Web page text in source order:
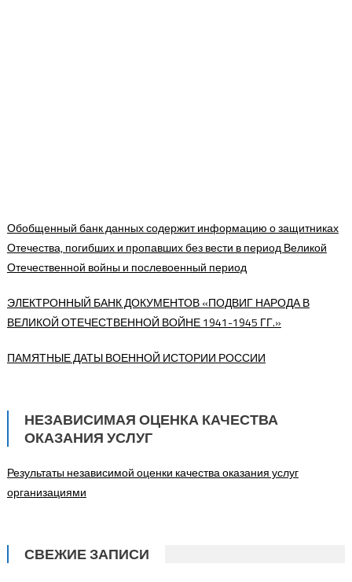
Обобщенный банк данных содержит информацию о защитниках
Отечества, погибших и пропавших без вести в период Великой
Отечественной войны и послевоенный период
ЭЛЕКТРОННЫЙ БАНК ДОКУМЕНТОВ «ПОДВИГ НАРОДА В
ВЕЛИКОЙ ОТЕЧЕСТВЕННОЙ ВОЙНЕ 1941-1945 ГГ.»
ПАМЯТНЫЕ ДАТЫ ВОЕННОЙ ИСТОРИИ РОССИИ
НЕЗАВИСИМАЯ ОЦЕНКА КАЧЕСТВА
ОКАЗАНИЯ УСЛУГ
Результаты независимой оценки качества оказания услуг
организациями
СВЕЖИЕ ЗАПИСИ